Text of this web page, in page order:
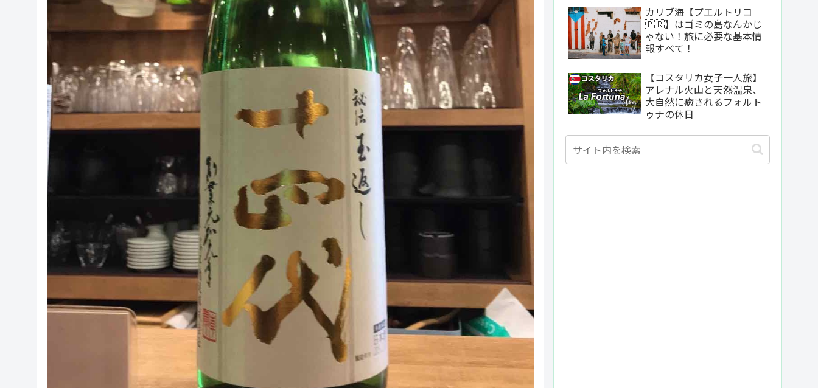
カリブ海【プエルトリコ
🇵🇷】はゴミの島なんかじ
ゃない！旅に必要な基本情
報すべて！
【コスタリカ女子一人旅】
アレナル火山と天然温泉、
大自然に癒されるフォルト
ゥナの休日